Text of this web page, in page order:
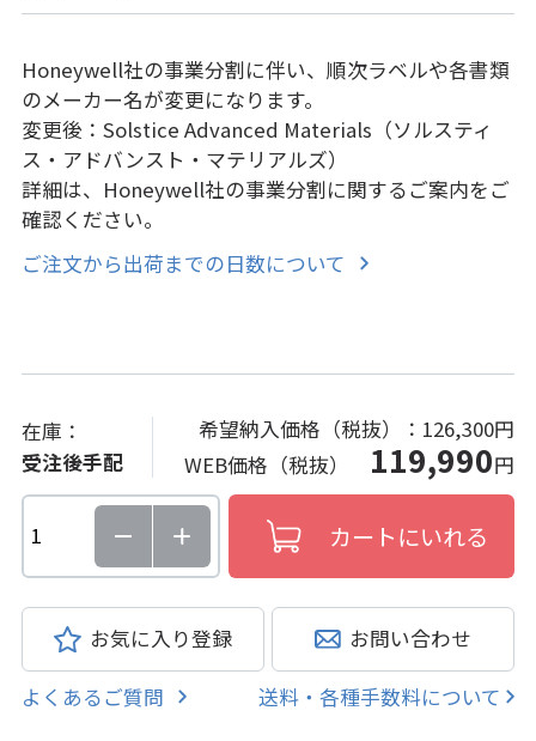
Honeywell社の事業分割に伴い、順次ラベルや各書類
のメーカー名が変更になります。
変更後：Solstice Advanced Materials（ソルスティ
ス・アドバンスト・マテリアルズ）
詳細は、Honeywell社の事業分割に関するご案内をご
確認ください。
ご注文から出荷までの日数について
在庫：
受注後手配
希望納入価格（税抜）： 126,300円
WEB価格（税抜） 119,990円
お気に入り登録 お問い合わせ
よくあるご質問 送料・各種手数料について